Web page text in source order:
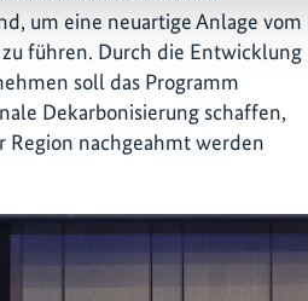
um eine neuartige Anlage vom
führen. Durch die Entwicklung
soll das Programm
Dekarbonisierung schaffen,
nachgeahmt werden